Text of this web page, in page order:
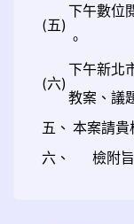
(五)
下午數位
。
(六)
下午新北
教案、議
五、 本案請貴
六、
檢附